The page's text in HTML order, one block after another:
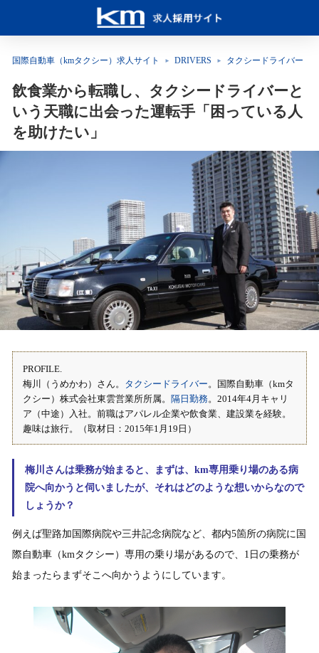
国際自動車（kmタクシー）求人サイト DRIVERS タクシードライバー
飲食業から転職し、タクシードライバーと
いう天職に出会った運転手「困っている人
を助けたい」
PROFILE.
梅川（うめかわ）さん。 タクシードライバー。国際自動車（kmタ
クシー）株式会社東雲営業所所属。 隔日勤務。2014年4月キャリ
ア（中途）入社。前職はアパレル企業や飲食業、建設業を経験。
趣味は旅行。（取材日：2015年1月19日）
梅川さんは乗務が始まると、まずは、km専用乗り場のある病
院へ向かうと伺いましたが、それはどのような想いからなので
しょうか？
例えば聖路加国際病院や三井記念病院など、都内5箇所の病院に国
際自動車（kmタクシー）専用の乗り場があるので、1日の乗務が
始まったらまずそこへ向かうようにしています。